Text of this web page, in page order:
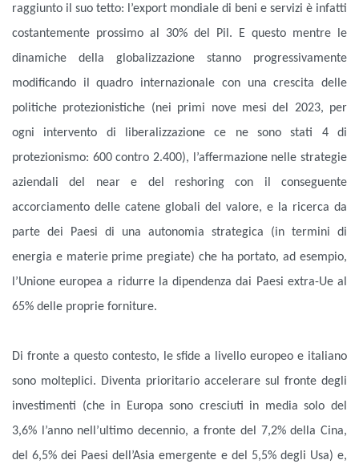
raggiunto il suo tetto: l’export mondiale di beni e servizi è infatti
costantemente prossimo al 30% del Pil. E questo mentre le
dinamiche della globalizzazione stanno progressivamente
modificando il quadro internazionale con una crescita delle
politiche protezionistiche (nei primi nove mesi del 2023, per
ogni intervento di liberalizzazione ce ne sono stati 4 di
protezionismo: 600 contro 2.400), l’affermazione nelle strategie
aziendali del near e del reshoring con il conseguente
accorciamento delle catene globali del valore, e la ricerca da
parte dei Paesi di una autonomia strategica (in termini di
energia e materie prime pregiate) che ha portato, ad esempio,
l’Unione europea a ridurre la dipendenza dai Paesi extra-Ue al
65% delle proprie forniture.
Di fronte a questo contesto, le sfide a livello europeo e italiano
sono molteplici. Diventa prioritario accelerare sul fronte degli
investimenti (che in Europa sono cresciuti in media solo del
3,6% l’anno nell’ultimo decennio, a fronte del 7,2% della Cina,
del 6,5% dei Paesi dell’Asia emergente e del 5,5% degli Usa) e,